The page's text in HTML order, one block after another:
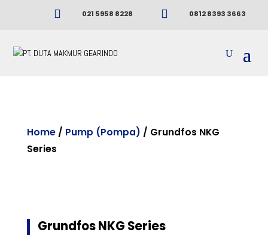
 021 5958 8228  0812 8393 3663
Home/ Pump (Pompa) / Grundfos NKG
Series
Grundfos NKG Series